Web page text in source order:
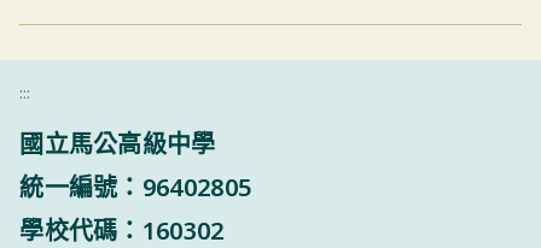
:::
國立馬公高級中學
統一編號：96402805
學校代碼：160302